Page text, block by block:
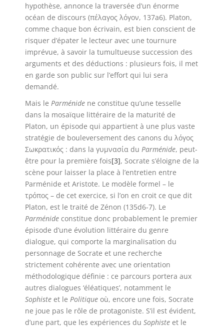
hypothèse, annonce la traversée d’un énorme
océan de discours (πέλαγος λόγον, 137a6). Platon,
comme chaque bon écrivain, est bien conscient de
risquer d’épater le lecteur avec une tournure
imprévue, à savoir la tumultueuse succession des
arguments et des déductions : plusieurs fois, il met
en garde son public sur l’effort qui lui sera
demandé.
Mais le Parménide ne constitue qu’une tesselle
dans la mosaïque littéraire de la maturité de
Platon, un épisode qui appartient à une plus vaste
stratégie de bouleversement des canons du λόγος
Σωκρατικός : dans la γυμνασία du Parménide, peut-
être pour la première fois[3], Socrate s’éloigne de la
scène pour laisser la place à l’entretien entre
Parménide et Aristote. Le modèle formel – le
τρόπος – de cet exercice, si l’on en croit ce que dit
Platon, est le traité de Zénon (135d6-7). Le
Parménide constitue donc probablement le premier
épisode d’une évolution littéraire du genre
dialogue, qui comporte la marginalisation du
personnage de Socrate et une recherche
strictement cohérente avec une orientation
méthodologique définie : ce parcours portera aux
autres dialogues ‘éléatiques’, notamment le
Sophiste et le Politique où, encore une fois, Socrate
ne joue pas le rôle de protagoniste. S’il est évident,
d’une part, que les expériences du Sophiste et le